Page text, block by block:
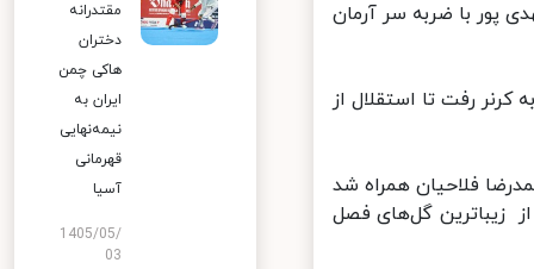
پور با ضربه سر آرمان
کرنر رفت تا استقلال از
فلاحیان همراه شد
زیباترین گل‌های فصل
مقتدرانه
دختران
هاکی چمن
ایران به
نیمه‌نهایی
قهرمانی
آسیا
1405/05/
03